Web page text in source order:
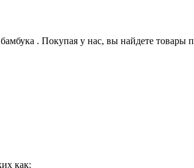
. Покупая у нас, вы найдете
как: